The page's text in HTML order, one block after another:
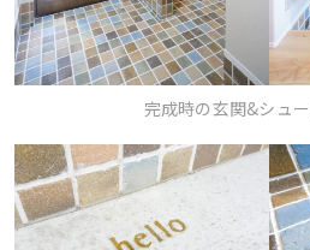
完成時の玄関&シュ